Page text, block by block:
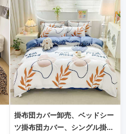
掛布団カバー卸売、ベッドシー
ツ掛布団カバー、シングル掛布